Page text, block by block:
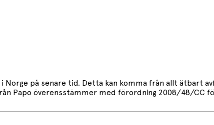
på senare tid. Detta kan komma från allt ätbart
Papo överensstämmer med förordning 2008/48/CC